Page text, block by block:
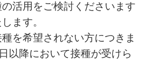
活用をご検討くださいます
ます。
を希望されない方につきま
以降において接種が受けら